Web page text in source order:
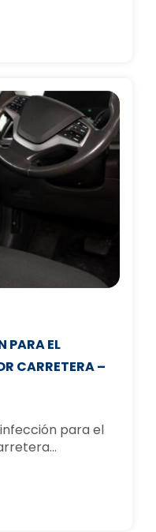
PARA EL
CARRETERA –
para el